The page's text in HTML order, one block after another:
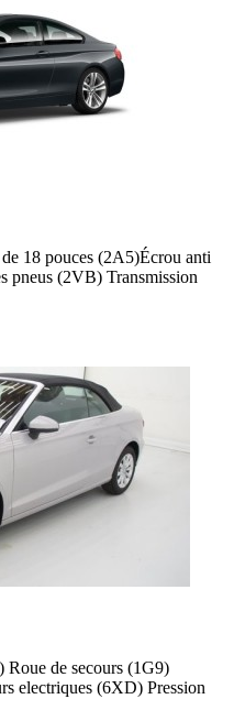
18 pouces (2A5)Écrou anti
pneus (2VB) Transmission
de secours (1G9)
electriques (6XD) Pression